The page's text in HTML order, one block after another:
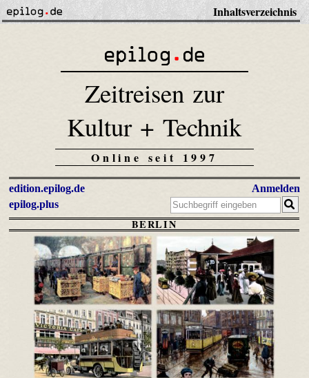
Inhaltsverzeichnis
Zeitreisen zur
Kultur + Technik
Online seit 1997
edition.epilog.de
epilog.plus
Anmelden
BERLIN